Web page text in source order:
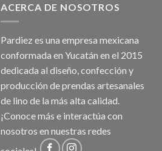
ACERCA DE NOSOTROS
Pardiez es una empresa mexicana
conformada en Yucatán en el 2015
dedicada al diseño, confección y
producción de prendas artesanales
de lino de la más alta calidad.
¡Conoce más e interactúa con
nosotros en nuestras redes